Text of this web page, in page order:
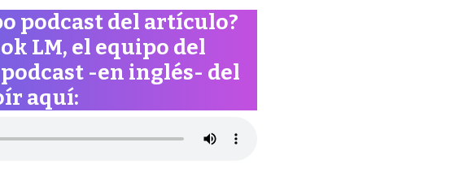
podcast del artículo?
LM, el equipo del
-en inglés- del
aquí: